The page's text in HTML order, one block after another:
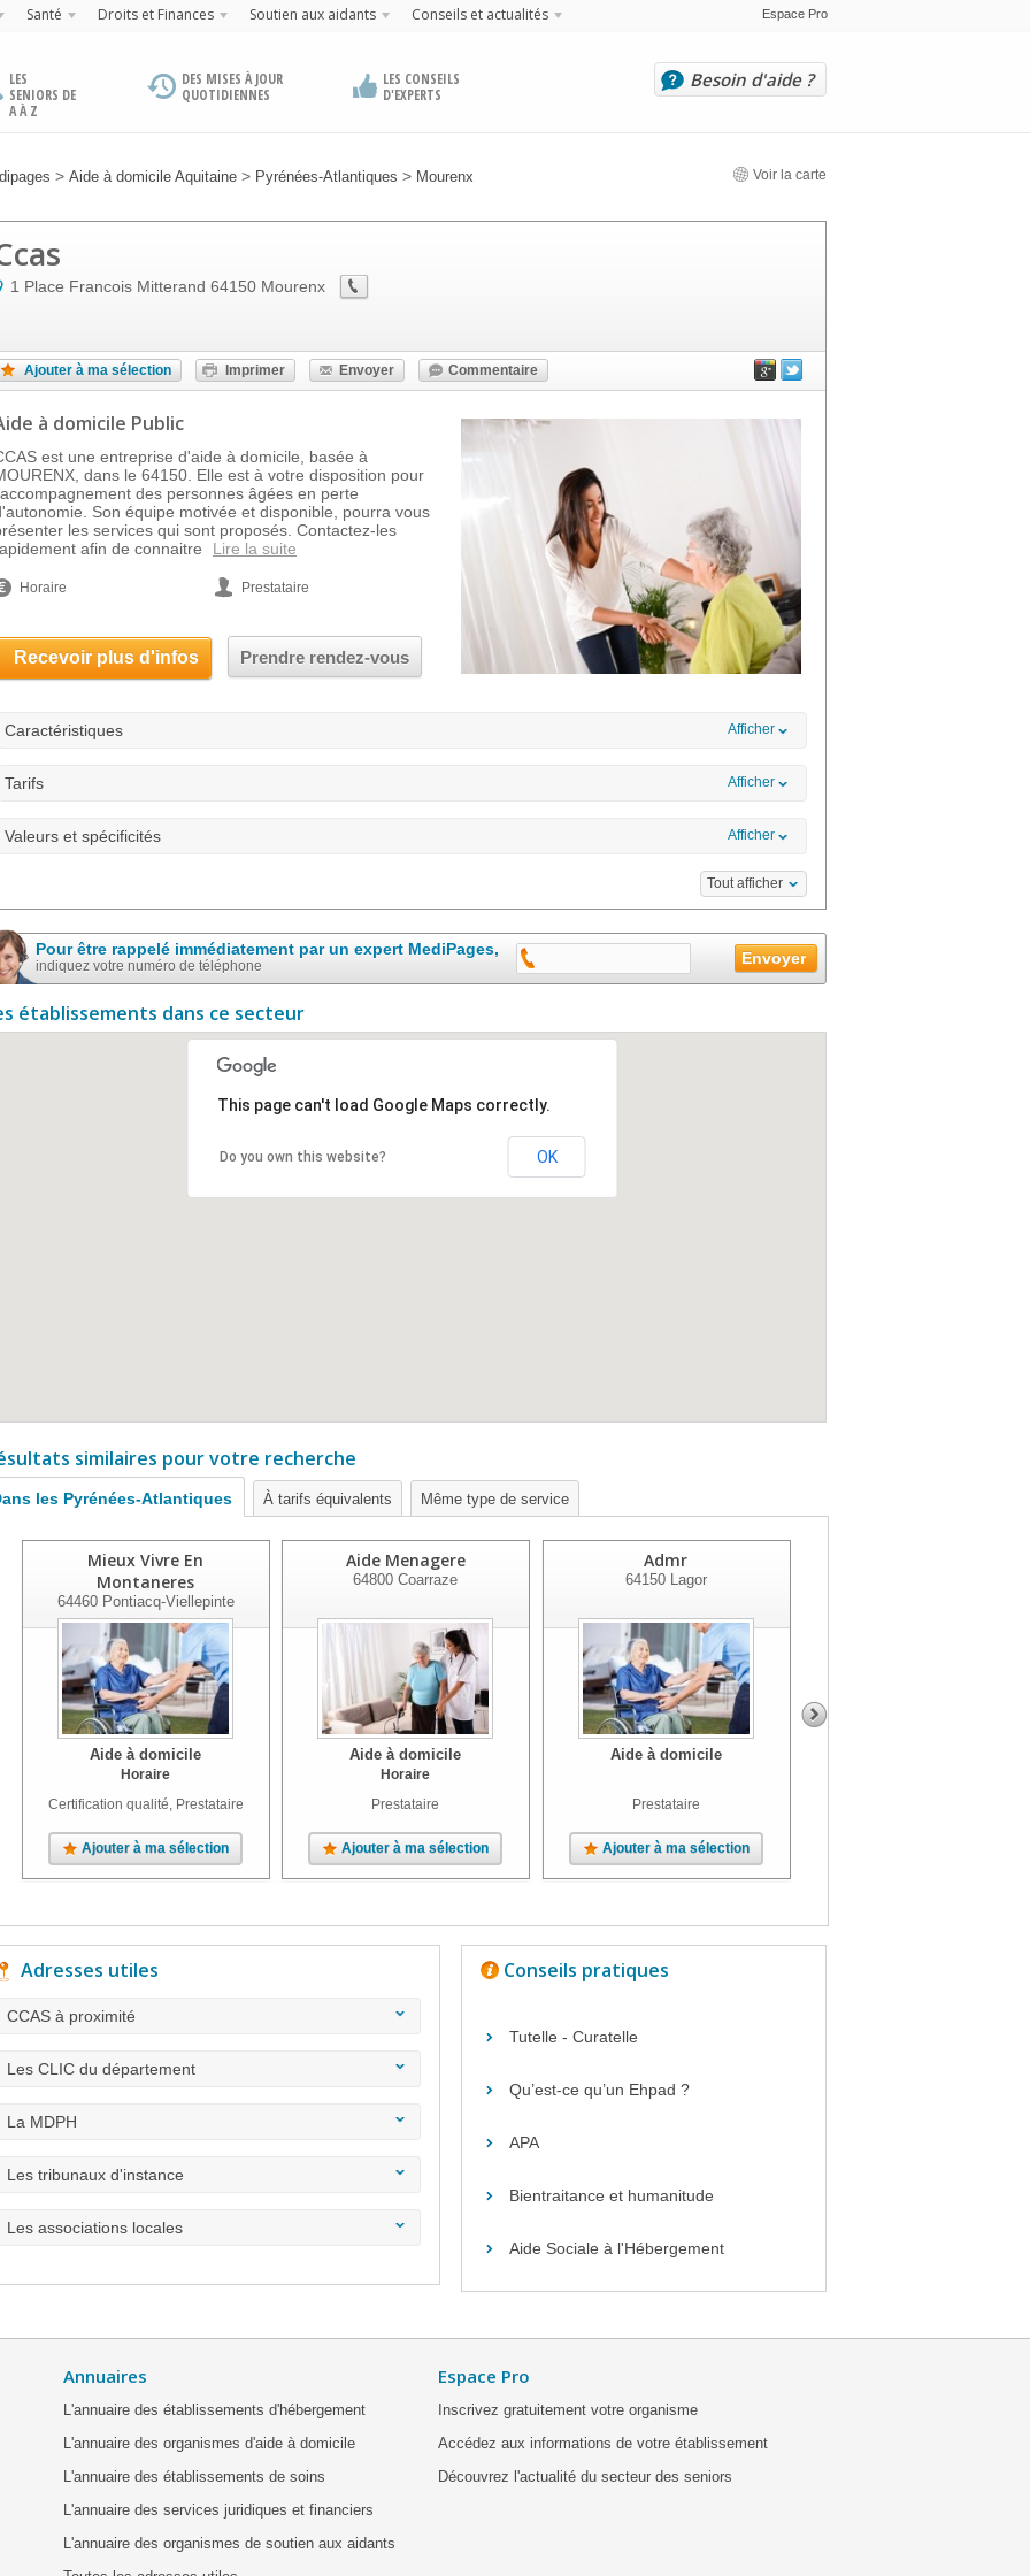
Santé Droits et Finances Soutien aux aidants Conseils et actualités Espace Pro
LES
SENIORS DE
A À Z
DES MISES À JOUR
QUOTIDIENNES
LES CONSEILS
D'EXPERTS
Besoin d'aide ?
> Aide à domicile Aquitaine > Pyrénées-Atlantiques > Mourenx Voir la carte
1 Place Francois Mitterand 64150 Mourenx
Ajouter à ma sélection Imprimer Envoyer Commentaire
à domicile Public
est une entreprise d'aide à domicile, basée à
dans le 64150. Elle est à votre disposition pour
des personnes âgées en perte
Son équipe motivée et disponible, pourra vous
les services qui sont proposés. Contactez-les
afin de connaitre
Lire la suite
Horaire Prestataire
Recevoir plus d'infos Prendre rendez-vous
Caractéristiques Afficher
Tarifs Afficher
Valeurs et spécificités Afficher
Tout afficher
Pour être rappelé immédiatement par un expert MediPages,
indiquez votre numéro de téléphone
établissements dans ce secteur
This page can't load Google Maps correctly.
Do you own this website? OK
similaires pour votre recherche
les Pyrénées-Atlantiques À tarifs équivalents Même type de service
Mieux Vivre En
Montaneres
64460Pontiacq-Viellepinte
Aide à domicile
Horaire
Certification qualité, Prestataire
Ajouter à ma sélection
Aide Menagere
64800 Coarraze
Aide à domicile
Horaire
Prestataire
Ajouter à ma sélection
Admr
64150Lagor
Aide à domicile
Prestataire
Ajouter à ma sélection
Adresses utiles
CCAS à proximité
Les CLIC du département
La MDPH
Les tribunaux d'instance
Les associations locales
Conseils pratiques
Tutelle - Curatelle
Qu’est-ce qu’un Ehpad ?
APA
Bientraitance et humanitude
Aide Sociale à l'Hébergement
Annuaires
L'annuaire des établissements d'hébergement
L'annuaire des organismes d'aide à domicile
L'annuaire des établissements de soins
L'annuaire des services juridiques et financiers
L'annuaire des organismes de soutien aux aidants
Espace Pro
Inscrivez gratuitement votre organisme
Accédez aux informations de votre établissement
Découvrez l'actualité du secteur des seniors